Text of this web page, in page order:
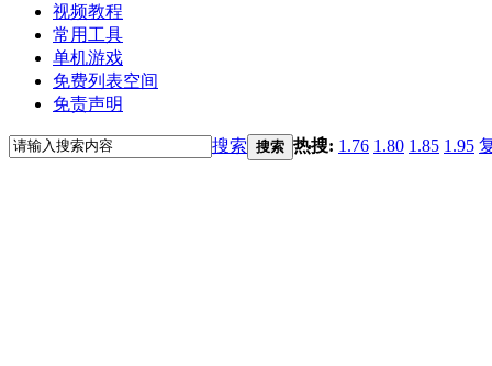
视频教程
常用工具
单机游戏
免费列表空间
免责声明
搜索 搜索 热搜: 1.76 1.80 1.85 1.95